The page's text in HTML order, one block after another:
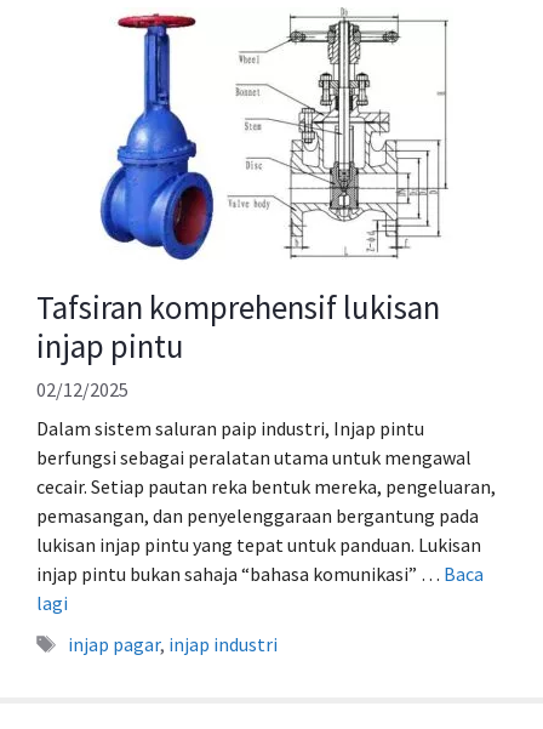
Tafsiran komprehensif lukisan
injap pintu
02/12/2025
Dalam sistem saluran paip industri, Injap pintu
berfungsi sebagai peralatan utama untuk mengawal
cecair. Setiap pautan reka bentuk mereka, pengeluaran,
pemasangan, dan penyelenggaraan bergantung pada
lukisan injap pintu yang tepat untuk panduan. Lukisan
injap pintu bukan sahaja “bahasa komunikasi” … Baca
lagi
Tag
injap pagar, injap industri